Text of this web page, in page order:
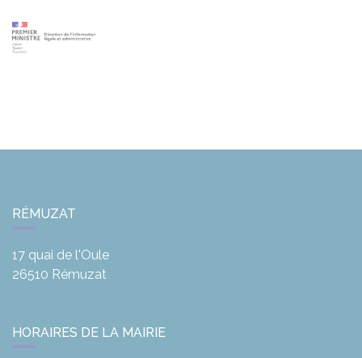
RÉMUZAT
17 quai de l'Oule
26510 Rémuzat
HORAIRES DE LA MAIRIE